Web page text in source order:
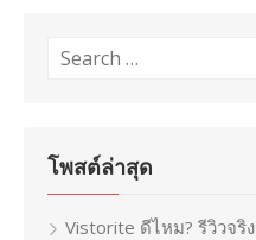
Search
โพสต์ล่าสุด
Vistorite ดีไหม? รีวิวจริ